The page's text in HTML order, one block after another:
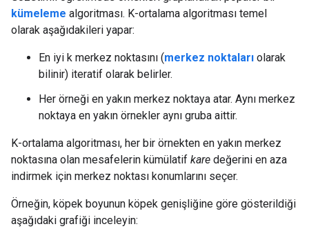
kümeleme algoritması. K-ortalama algoritması temel
olarak aşağıdakileri yapar:
En iyi k merkez noktasını (merkez noktaları olarak
bilinir) iteratif olarak belirler.
Her örneği en yakın merkez noktaya atar. Aynı merkez
noktaya en yakın örnekler aynı gruba aittir.
K-ortalama algoritması, her bir örnekten en yakın merkez
noktasına olan mesafelerin kümülatif kare değerini en aza
indirmek için merkez noktası konumlarını seçer.
Örneğin, köpek boyunun köpek genişliğine göre gösterildiği
aşağıdaki grafiği inceleyin: